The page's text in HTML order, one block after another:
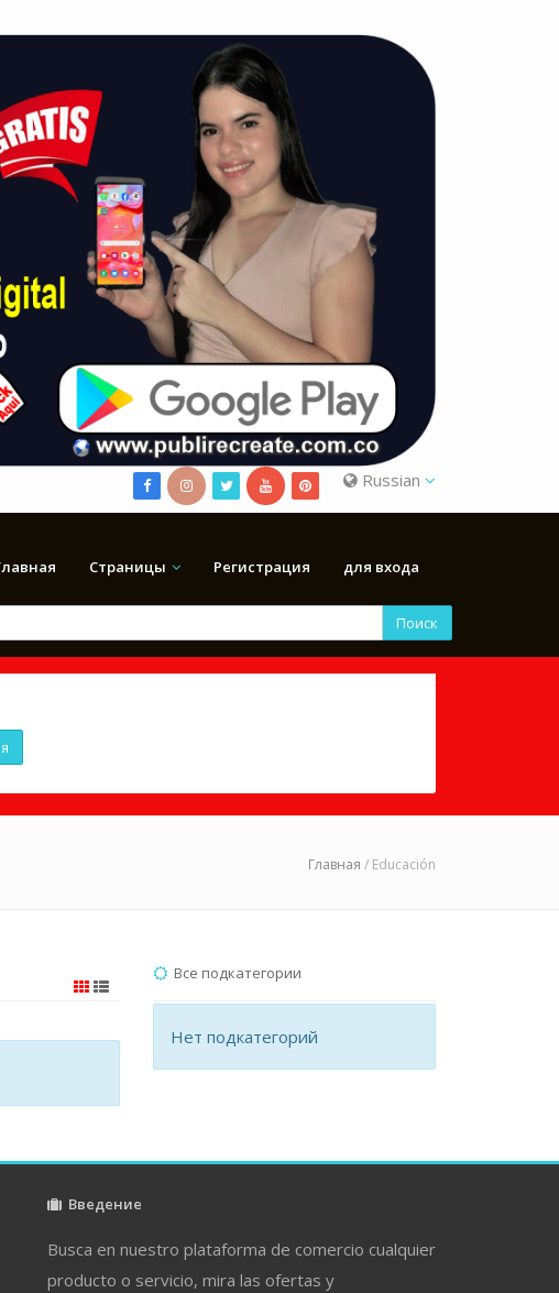
Russian
Страницы Регистрация для входа
Поиск
Главная / Educación
Все подкатегории
Нет подкатегорий
Введение
Busca en nuestro plataforma de comercio cualquier
producto o servicio, mira las ofertas y